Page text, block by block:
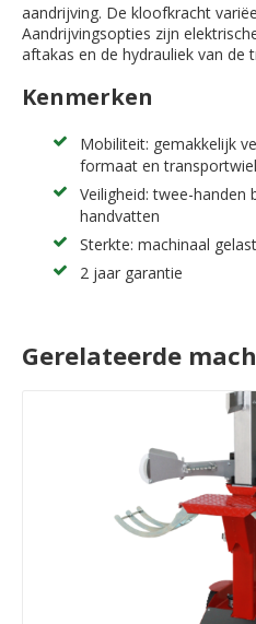
aandrijving. De kloofkracht
Aandrijvingsopties zijn
aftakas en de hydrauliek van de
Kenmerken
Mobiliteit: gemakkelijk
formaat en
Veiligheid: twee-handen
handvatten
Sterkte: machinaal
2 jaar garantie
Gerelateerde